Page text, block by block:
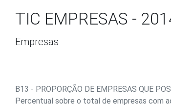
TIC EMPRESAS -
Empresas
B13 - PROPORÇÃO DE EMPRESAS QUE
Percentual sobre o total de empresas com